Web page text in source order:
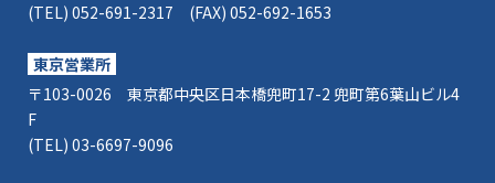
(TEL) 052-691-2317 (FAX) 052-692-1653
東京営業所
〒103-0026 東京都中央区日本橋兜町17-2 兜町第6葉山ビル4
F
(TEL) 03-6697-9096